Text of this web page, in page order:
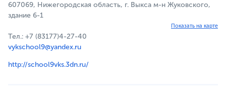
607069, Нижегородская область, г. Выкса м-н Жуковского,
здание 6-1
Показать на карте
Тел.: +7 (83177)4-27-40
vykschool9@yandex.ru
http://school9vks.3dn.ru/